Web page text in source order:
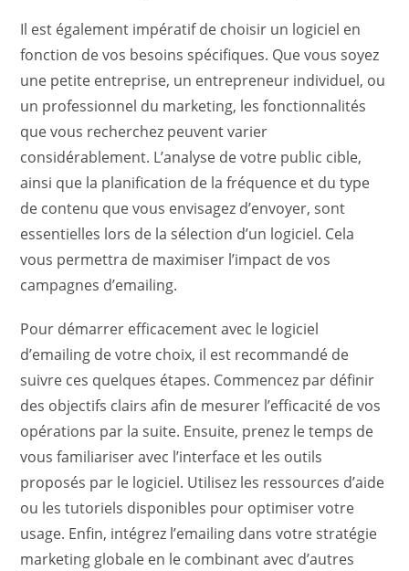
Il est également impératif de choisir un logiciel en
fonction de vos besoins spécifiques. Que vous soyez
une petite entreprise, un entrepreneur individuel, ou
un professionnel du marketing, les fonctionnalités
que vous recherchez peuvent varier
considérablement. L’analyse de votre public cible,
ainsi que la planification de la fréquence et du type
de contenu que vous envisagez d’envoyer, sont
essentielles lors de la sélection d’un logiciel. Cela
vous permettra de maximiser l’impact de vos
campagnes d’emailing.
Pour démarrer efficacement avec le logiciel
d’emailing de votre choix, il est recommandé de
suivre ces quelques étapes. Commencez par définir
des objectifs clairs afin de mesurer l’efficacité de vos
opérations par la suite. Ensuite, prenez le temps de
vous familiariser avec l’interface et les outils
proposés par le logiciel. Utilisez les ressources d’aide
ou les tutoriels disponibles pour optimiser votre
usage. Enfin, intégrez l’emailing dans votre stratégie
marketing globale en le combinant avec d’autres